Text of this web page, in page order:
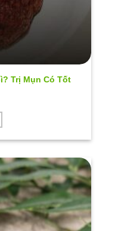
Trị Mụn Có Tốt